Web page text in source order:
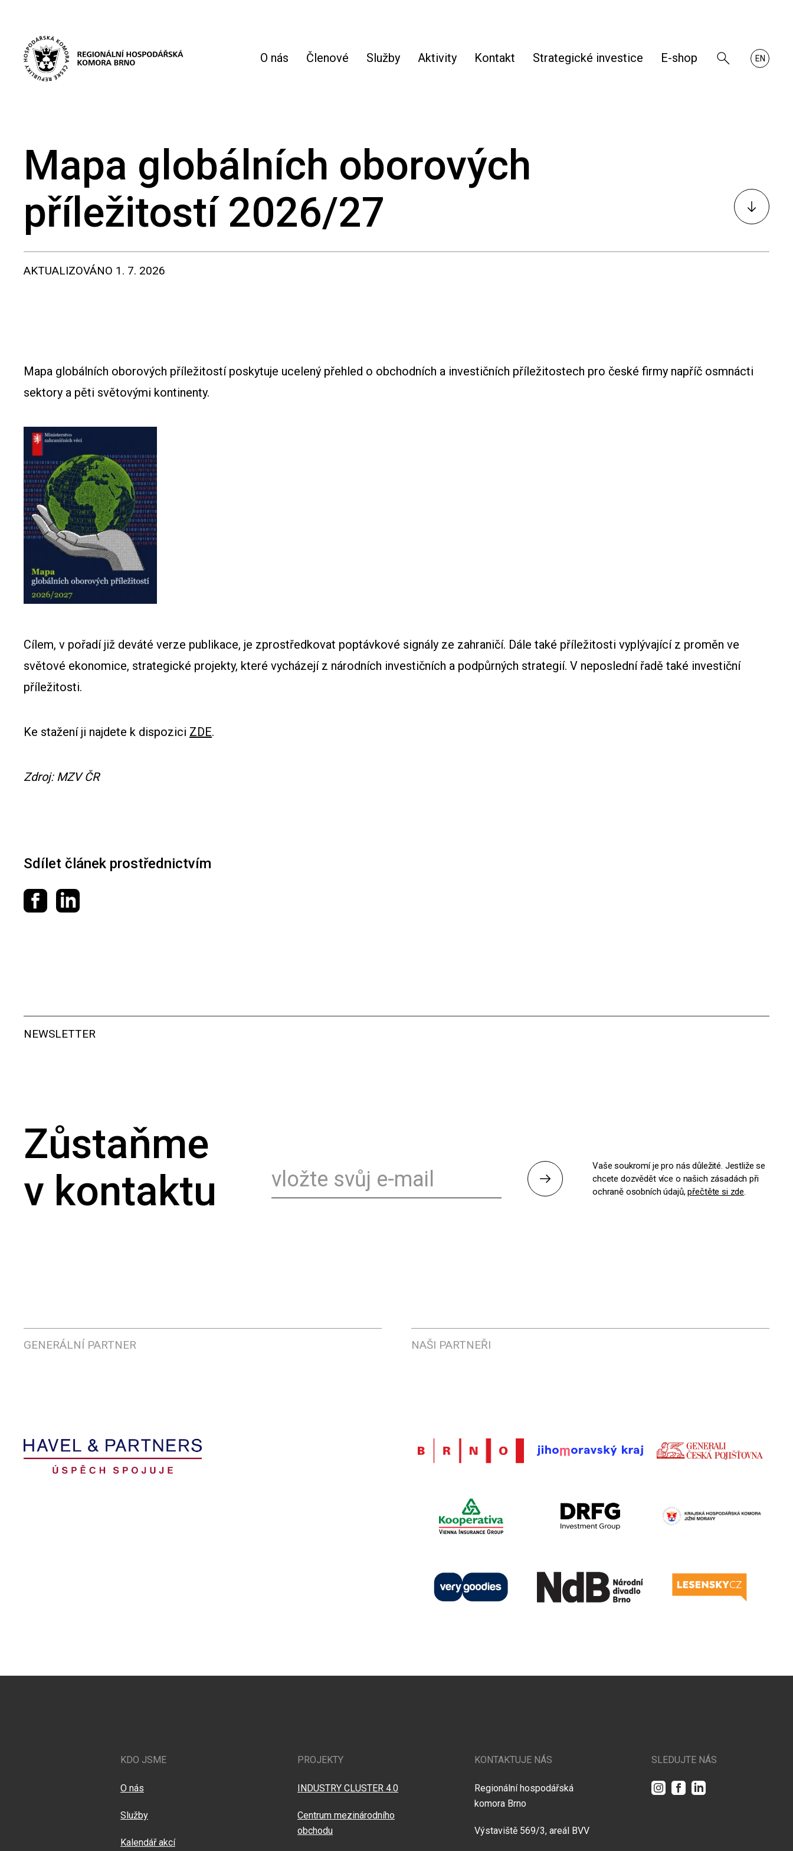
O nás Členové Služby Aktivity Kontakt Strategické investice E-shop
ZobrazitEN
About
Mapa globálních oborových
příležitostí 2026/27
K
obsahu
AKTUALIZOVÁNO 1. 7. 2026
Mapa globálních oborových příležitostí poskytuje ucelený přehled o obchodních a investičních příležitostech pro české firmy napříč osmnácti
sektory a pěti světovými kontinenty.
Cílem, v pořadí již deváté verze publikace, je zprostředkovat poptávkové signály ze zahraničí. Dále také příležitosti vyplývající z proměn ve
světové ekonomice, strategické projekty, které vycházejí z národních investičních a podpůrných strategií. V neposlední řadě také investiční
příležitosti.
Ke stažení ji najdete k dispozici ZDE.
Zdroj: MZV ČR
Sdílet článek prostřednictvím
Sdílet na Facebooku
Sdílet na LinkedIn
NEWSLETTER
Zůstaňme
v kontaktu
Odeslat
Vaše soukromí je pro nás důležité. Jestliže se
chcete dozvědět více o našich zásadách při
ochraně osobních údajů,přečtěte si zde.
GENERÁLNÍ PARTNER NAŠI PARTNEŘI
KDO JSME
O nás
Služby
Kalendář akcí
PROJEKTY
INDUSTRY CLUSTER 4.0
Centrum mezinárodního
obchodu
KONTAKTUJE NÁS
Regionální hospodářská
komora Brno
Výstaviště 569/3, areál BVV
SLEDUJTE NÁS
InstagramFacebookLinkedIn